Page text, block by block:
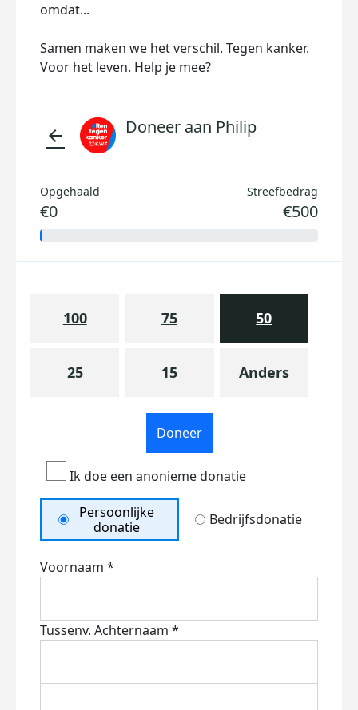
omdat...
Samen maken we het verschil. Tegen kanker.
Voor het leven. Help je mee?
arrow_back Doneer aan Philip
Opgehaald
€0
Streefbedrag
€500
100 75 50
25 15 Anders
Doneer
Ik doe een anonieme donatie
Persoonlijke
donatie
Bedrijfsdonatie
Voornaam *
Tussenv. Achternaam *